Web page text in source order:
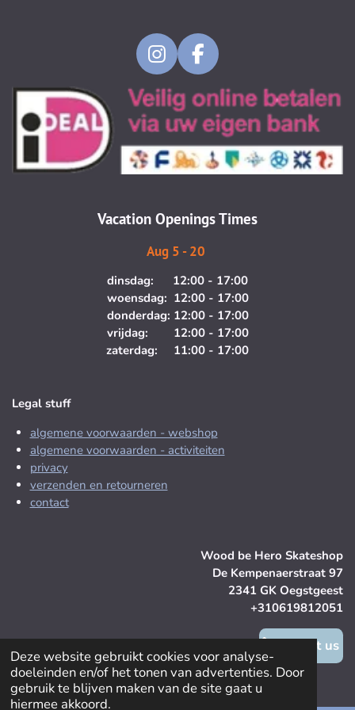
Deze website gebruikt cookies voor analyse-
doeleinden en/of het tonen van advertenties. Door
gebruik te blijven maken van de site gaat u
hiermee akkoord.
I
n
s
t
a
g
r
m
F
a
c
e
b
o
o
Vacation Openings Times
Aug 5 - 20
dinsdag: 12:00 - 17:00
woensdag: 12:00 - 17:00
donderdag: 12:00 - 17:00
vrijdag: 12:00 - 17:00
zaterdag: 11:00 - 17:00
Legal stuff
algemene voorwaarden - webshop
algemene voorwaarden - activiteiten
privacy
verzenden en retourneren
contact
Wood be Hero Skateshop
De Kempenaerstraat 97
2341 GK Oegstgeest
+310619812051
contact us
© 2025 Wood be Hero Skateshop